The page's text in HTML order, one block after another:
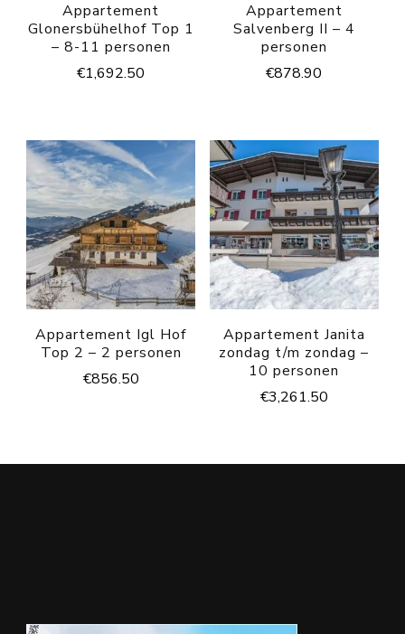
Appartement
Glonersbühelhof Top 1
– 8-11 personen
€1,692.50
Appartement
Salvenberg II – 4
personen
€878.90
Appartement Igl Hof
Top 2 – 2 personen
€856.50
Appartement Janita
zondag t/m zondag –
10 personen
€3,261.50